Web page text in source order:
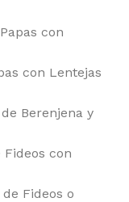
con
con Lentejas
Berenjena y
Fideos con
Fideos o